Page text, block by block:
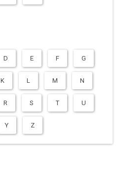
D E F G
K L M N
R S T U
Y Z